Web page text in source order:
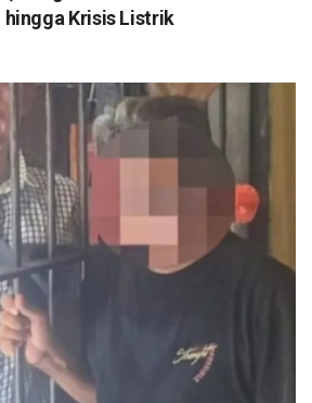
hingga Krisis Listrik